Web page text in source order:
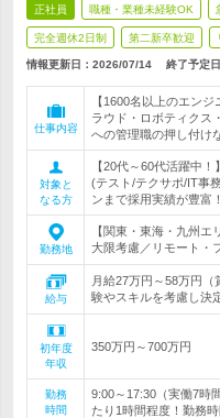
正社員 職種・業種未経験OK
完全週休2日制 第二新卒歓迎
情報更新日：2026/07/14 終了予定日
仕事内容
【1600名以上のエン
ラウド・ロボティクス
への管理職の押し付け
対象と
なる方
【20代～60代活躍中
(テスト/テクサポ/IT事
ンまで採用実績が豊富！
勤務地
【関東・東海・九州
大限考慮／リモート・
給与
月給27万円～58万円
験やスキルを考慮し決
初年度
年収
350万円～700万円
勤務
時間
9:00～17:30（実働7時
たり1時間程度！勤務